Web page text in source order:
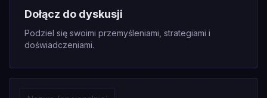
Dołącz do dyskusji
Podziel się swoimi przemyśleniami, strategiami i
doświadczeniami.